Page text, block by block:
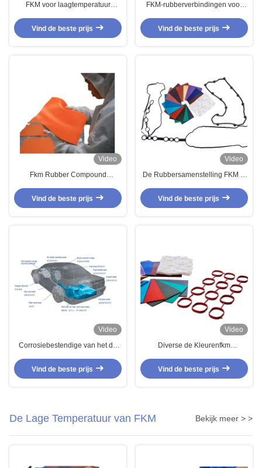
FKM voor laagtemperatuur
peroxide
Vind de beste prijs
FKM-rubberverbindingen voor
Vind de beste prijs
Video
Fkm Rubber Compound
onderdelen brandstof slangen
Vind de beste prijs
Video
De Rubbersamenstelling FKM O
Set van ISO9001 Fluoroelastomer
Vind de beste prijs
Video
Corrosiebestendige van het de
van FKM Rubber van het Fluor
Vind de beste prijs
Video
Diverse de Kleurenfkm
van het slijtagebewijs voor de
Vind de beste prijs
De Lage Temperatuur van FKM Bekijk meer > >